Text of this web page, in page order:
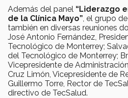
Además del panel “Liderazgo
de la Clínica Mayo” , el grupo
también en diversas reuniones
José Antonio Fernández,
Tecnológico de Monterrey;
del Tecnológico de Monterrey;
Vicepresidente de
Cruz Limón, Vicepresidente de
Guillermo Torre, Rector de
directivo de TecSalud.